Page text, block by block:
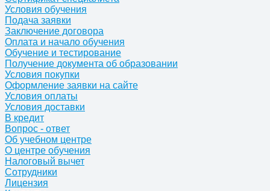
Условия обучения
Подача заявки
Заключение договора
Оплата и начало обучения
Обучение и тестирование
Получение документа об образовании
Условия покупки
Оформление заявки на сайте
Условия оплаты
Условия доставки
В кредит
Вопрос - ответ
Об учебном центре
О центре обучения
Налоговый вычет
Сотрудники
Лицензия